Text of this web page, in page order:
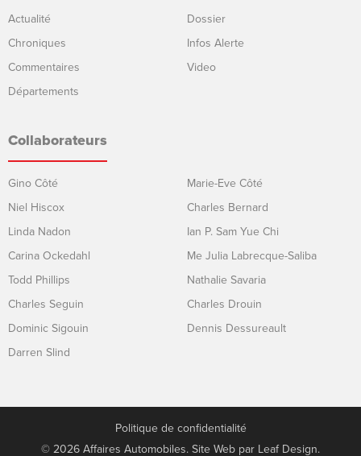
Actualité
Chroniques
Commentaires
Départements
Dossier
Infos Alerte
Video
Collaborateurs
Gino Côté
Niel Hiscox
Linda Nadon
Carina Ockedahl
Todd Phillips
Charles Seguin
Dominic Sigouin
Darren Slind
Marie-Eve Côté
Charles Bernard
Ian P. Sam Yue Chi
Me Julia Labrecque-Saliba
Nathalie Savaria
Charles Drouin
Dennis Dessureault
Politique de confidentialité
© 2026 Affaires Automobiles. Site Web par Leaf Design.